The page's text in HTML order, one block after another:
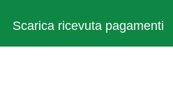
Scarica ricevuta pagamenti